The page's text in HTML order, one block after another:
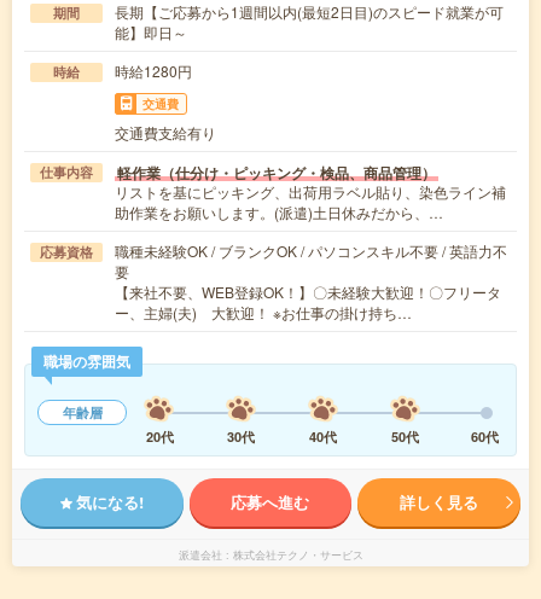
期間
長期【ご応募から1週間以内(最短2日目)のスピード就業が可
能】即日～
時給 時給1280円
交通費
交通費支給有り
仕事内容 軽作業（仕分け・ピッキング・検品、商品管理）
リストを基にピッキング、出荷用ラベル貼り、染色ライン補
助作業をお願いします。(派遣)土日休みだから、…
応募資格
職種未経験OK / ブランクOK / パソコンスキル不要 / 英語力不
要
【来社不要、WEB登録OK！】〇未経験大歓迎！〇フリータ
ー、主婦(夫) 大歓迎！ ※お仕事の掛け持ち…
職場の雰囲気
年齢層
20代
30代 40代 50代 60代
気になる! 応募へ進む 詳しく見る
派遣会社 株式会社テクノ・サービス